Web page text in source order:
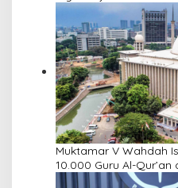
Muktamar V Wahdah
10.000 Guru Al-